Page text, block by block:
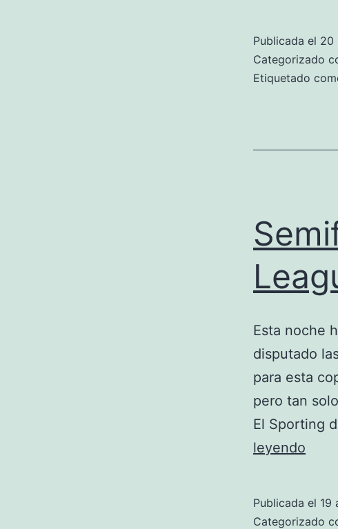
en
Publicada el 20
Categorizado
Etiquetado
Esta noche
disputado
para esta
pero tan
El Sporting
leyendo
Publicada el 19
Categorizado